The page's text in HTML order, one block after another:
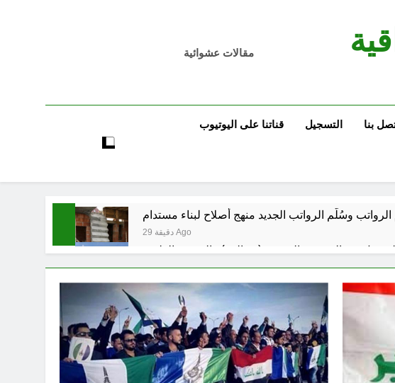
مقالات عشوائية
بنا التسجيل قناتنا على اليوتيوب
الرواتب وسُلَّم الرواتب الجديد منهج أصلاح لبناء مستدام
29 دقيقة Ago
بين السخرية الرقمية (سوالف) والحقيقة العلمية
30 دقيقة Ago
البياني للموت / راي الفلسفة التجريدية للانسان
52 دقيقة Ago
الجدل حول المسؤولية خلال الحرب الإيرانية–العراقية
ساعتين Ago
تحليليّة في الأبعاد القانونيّة والسياسيّة للأتفاق الإطاري
3 ساعات Ago